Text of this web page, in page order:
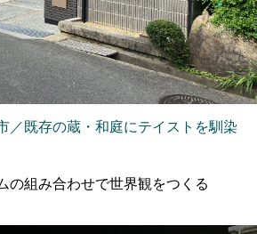
／既存の蔵・和庭にテイストを馴染
の組み合わせで世界観をつくる